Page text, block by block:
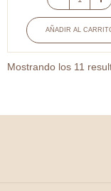
Candonga
entorchada
en
acero
dorado
AÑADIR AL
Mostrando los 11